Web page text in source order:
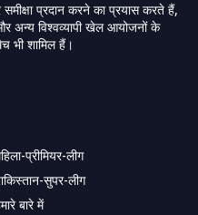
प्रदान करने का प्रयास करते हैं,
अन्य विश्वव्यापी खेल आयोजनों के
भी शामिल हैं।
प्रीमियर-लीग
सुपर-लीग
बारे में